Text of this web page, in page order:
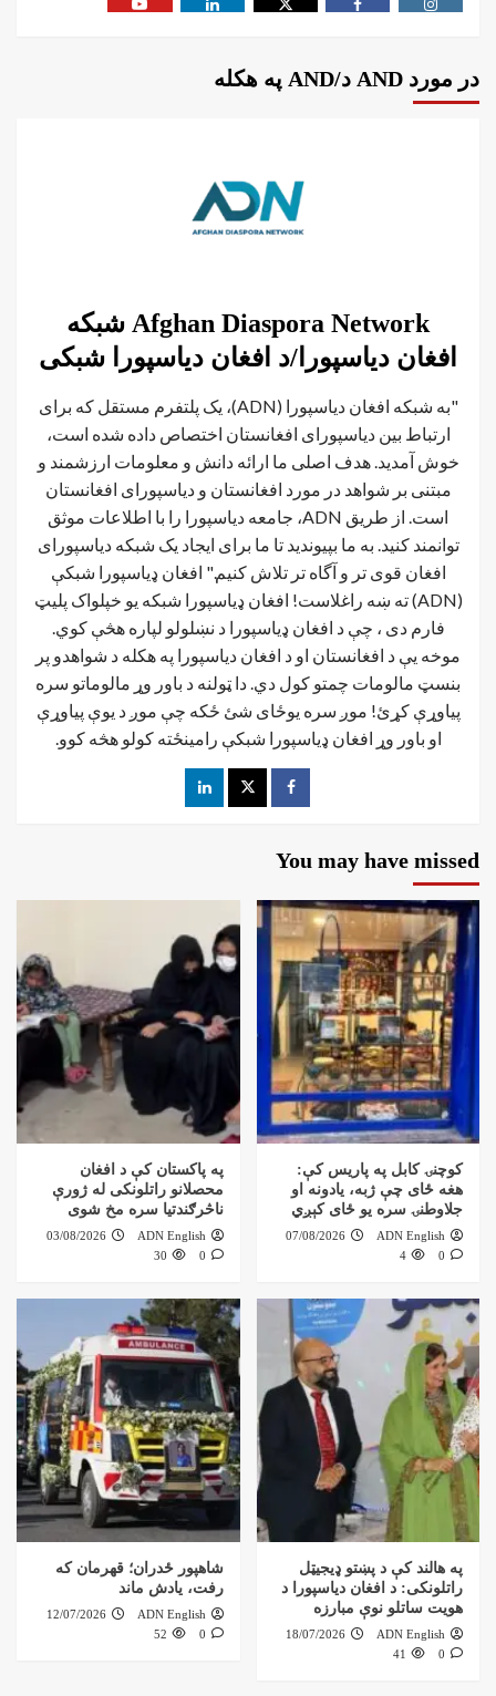
در مورد AND د/AND په هکله
Afghan Diaspora Network شبکه
افغان دیاسپورا/د افغان دیاسپورا شبکی
"به شبکه افغان دیاسپورا (ADN)، یک پلتفرم مستقل که برای
ارتباط بین دیاسپورای افغانستان اختصاص داده شده است،
خوش آمدید. هدف اصلی ما ارائه دانش و معلومات ارزشمند و
مبتنی بر شواهد در مورد افغانستان و دیاسپورای افغانستان
است. از طریق ADN، جامعه دیاسپورا را با اطلاعات موثق
توانمند کنید. به ما بپیوندید تا ما برای ایجاد یک شبکه دیاسپورای
افغان قوی تر و آگاه تر تلاش کنیم." افغان ډیاسپورا شبکې
(ADN) ته ښه راغلاست! افغان ډياسپورا شبکه یو خپلواک پلیټ
فارم دی ، چې د افغان ډیاسپورا د نښلولو لپاره هڅې کوي.
موخه يې د افغانستان او د افغان دیاسپورا په هکله د شواهدو پر
بنسټ مالومات چمتو کول دي. دا ټولنه د باور وړ مالوماتو سره
پیاوړې کړئ! موږ سره یوځای شئ ځکه چې موږ د یوې پیاوړې
او باور وړ افغان ډیاسپورا شبکې رامینځته کولو هڅه کوو.
You may have missed
کوچنۍ کابل په پاریس کې:
هغه ځای چې ژبه، یادونه او
جلاوطنۍ سره یو ځای کېږي
ADN English
07/08/2026
0
4
په پاکستان کې د افغان
محصلانو راتلونکی له ژورې
ناڅرګندتیا سره مخ شوی
ADN English
03/08/2026
0
30
په هالند کې د پښتو ډیجیټل
راتلونکی: د افغان دیاسپورا د
هویت ساتلو نوې مبارزه
ADN English
18/07/2026
0
41
شاهپور ځدران؛ قهرمان که
رفت، یادش ماند
ADN English
12/07/2026
0
52